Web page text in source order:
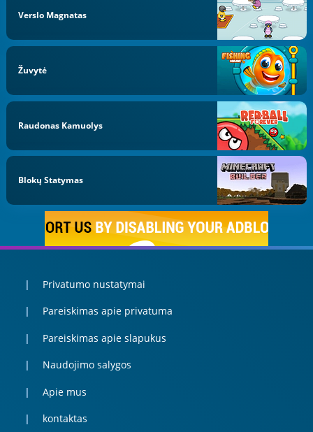
Verslo Magnatas
Žuvytė
Raudonas Kamuolys
Blokų Statymas
Privatumo nustatymai
Pareiskimas apie privatuma
Pareiskimas apie slapukus
Naudojimo salygos
Apie mus
kontaktas